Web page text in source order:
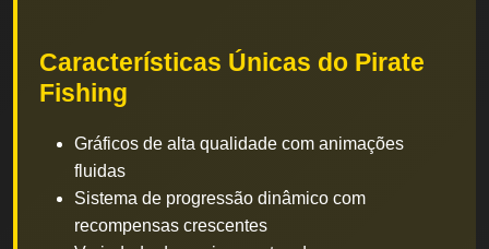
Características Únicas do Pirate
Fishing
Gráficos de alta qualidade com animações
fluidas
Sistema de progressão dinâmico com
recompensas crescentes